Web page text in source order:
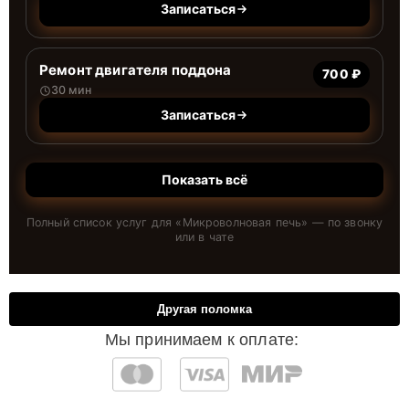
Записаться
Ремонт двигателя поддона
30 мин
700 ₽
Записаться
Показать всё
Полный список услуг для « Микроволновая печь» — по звонку
или в чате
Мы принимаем к оплате:
Другая поломка